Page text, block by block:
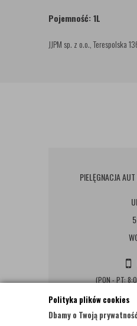
Polityka plików cookies
Dbamy o Twoją
Pojemność: 1L
JJPM sp. z o.o., Terespolska
PIELĘGNACJA AUT
(PON - PT: